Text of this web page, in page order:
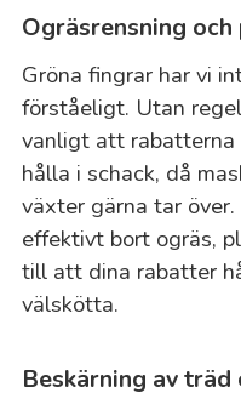
Ogräsrensning
Gröna fingrar har vi
förståeligt. Utan
vanligt att rabatterna
hålla i schack, då
växter gärna tar
effektivt bort ogräs,
till att dina rabatter
välskötta.
Beskärning av träd